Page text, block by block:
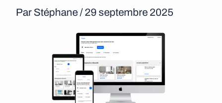
Par Stéphane/ 29 septembre 2025